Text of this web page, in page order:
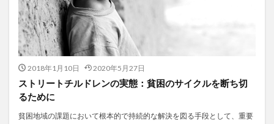
2018年1月10日 2020年5月27日
ストリートチルドレンの実態：貧困のサイクルを断ち切
るために
貧困地域の課題において根本的で持続的な解決を図る手段として、重要